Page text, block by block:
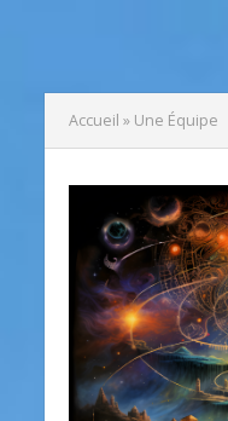
Accueil » Une Équipe